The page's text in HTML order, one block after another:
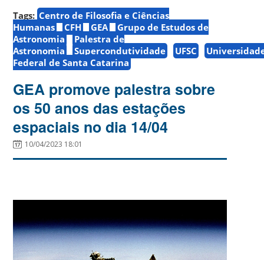
Tags: Centro de Filosofia e Ciências
Humanas
CFH GEA
Grupo de Estudos de
Astronomia
Palestra de
Astronomia
Supercondutividade UFSC
Federal de Santa Catarina
GEA promove palestra sobre
os 50 anos das estações
espaciais no dia 14/04
10/04/2023 18:01